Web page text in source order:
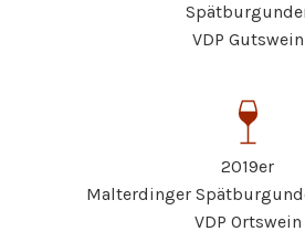
VDP Gutswein
2019er
Malterdinger
VDP Ortswein